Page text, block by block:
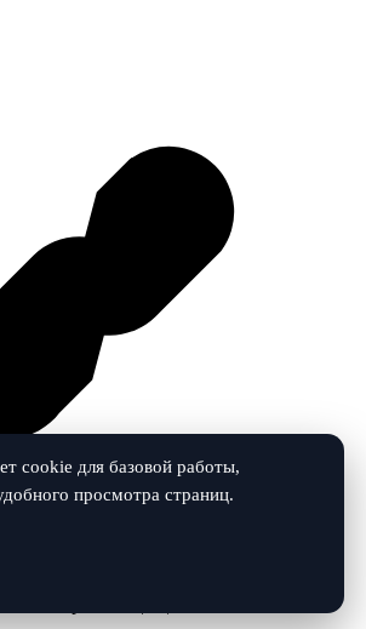
cookie для базовой работы,
просмотра страниц.